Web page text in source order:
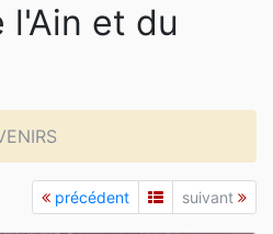
l'Ain et du
précédent suivant